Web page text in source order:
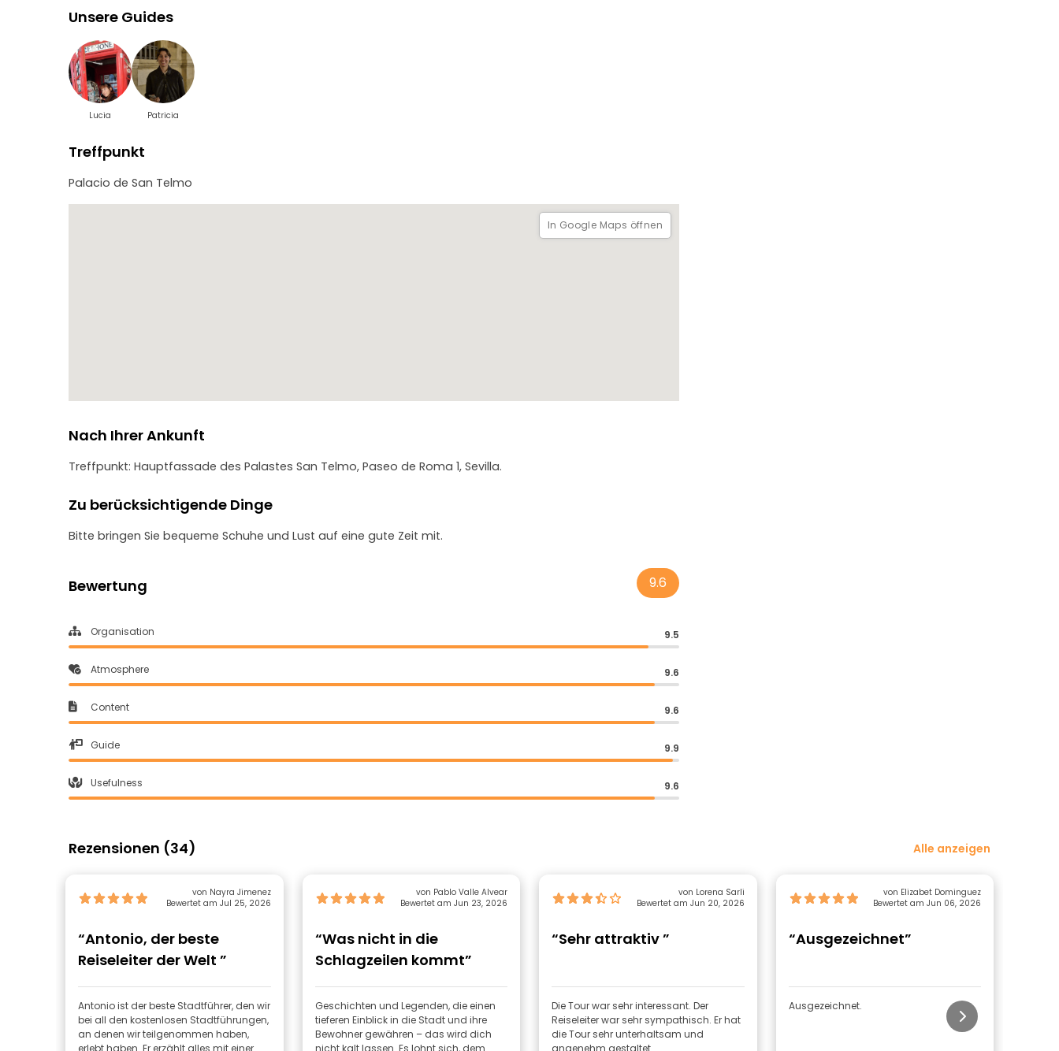
Unsere Guides
Lucia Patricia
Treffpunkt
Palacio de San Telmo
In Google Maps öffnen
Nach Ihrer Ankunft
Treffpunkt: Hauptfassade des Palastes San Telmo, Paseo de Roma 1, Sevilla.
Zu berücksichtigende Dinge
Bitte bringen Sie bequeme Schuhe und Lust auf eine gute Zeit mit.
Bewertung 9.6
Organisation 9.5
Atmosphere 9.6
Content 9.6
Guide 9.9
Usefulness 9.6
Rezensionen (34) Alle anzeigen
von Nayra Jimenez
Bewertet am Jul 25, 2026
“Antonio, der beste
Reiseleiter der Welt ”
Antonio ist der beste Stadtführer, den wir
bei all den kostenlosen Stadtführungen,
an denen wir teilgenommen haben,
erlebt haben. Er erzählt alles mit einer
von Pablo Valle Alvear
Bewertet am Jun 23, 2026
“Was nicht in die
Schlagzeilen kommt”
Geschichten und Legenden, die einen
tieferen Einblick in die Stadt und ihre
Bewohner gewähren – das wird dich
nicht kalt lassen. Es lohnt sich, dem
von Lorena Sarli
Bewertet am Jun 20, 2026
“Sehr attraktiv ”
Die Tour war sehr interessant. Der
Reiseleiter war sehr sympathisch. Er hat
die Tour sehr unterhaltsam und
angenehm gestaltet.
von Elizabet Dominguez
Bewertet am Jun 06, 2026
“Ausgezeichnet”
Ausgezeichnet.